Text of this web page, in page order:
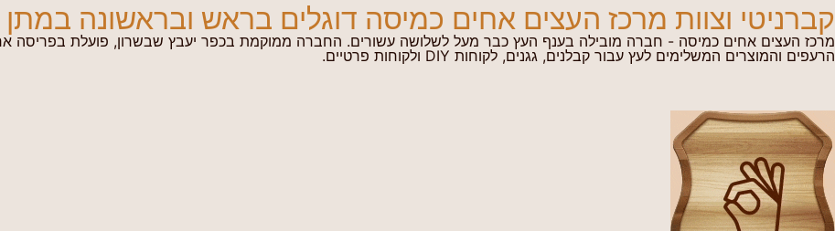
קברניטי וצוות מרכז העצים אחים כמיסה דוגלים בראש ובראשונה במתן
מרכז העצים אחים כמיסה - חברה מובילה בענף העץ כבר מעל לשלושה עשורים. החברה ממוקמת בכפר יעבץ שבשרון, פועלת בפריסה
הרעפים והמוצרים המשלימים לעץ עבור קבלנים, גגנים, לקוחות DIY ולקוחות פרטיים.